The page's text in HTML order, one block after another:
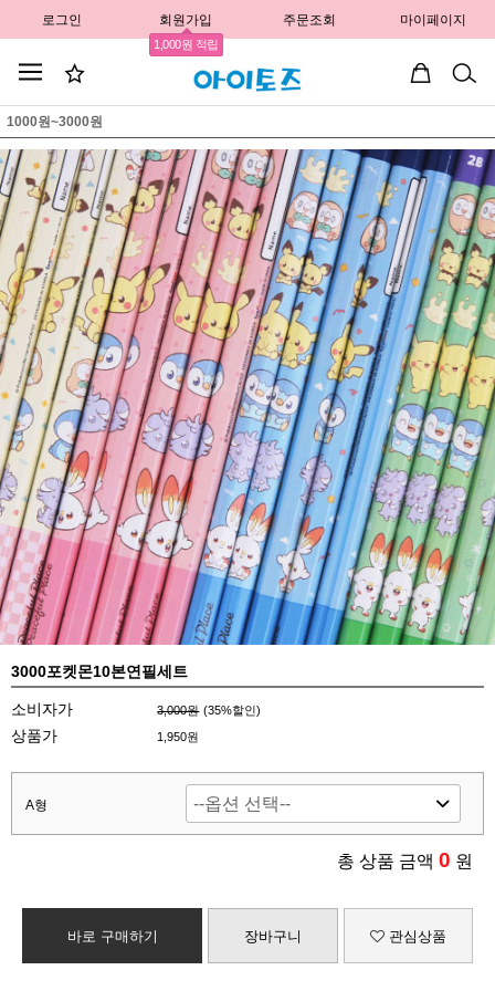
로그인 회원가입
1,000원 적립
주문조회 마이페이지
1000원~3000원
3000포켓몬10본연필세트
소비자가 3,000원 (35%할인)
상품가 1,950원
A형
총 상품 금액 0 원
바로 구매하기 장바구니 관심상품